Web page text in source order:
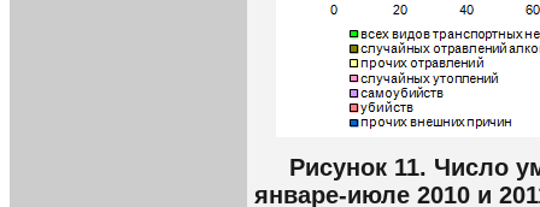
Рисунок 11. Число
январе-июле 2010 и